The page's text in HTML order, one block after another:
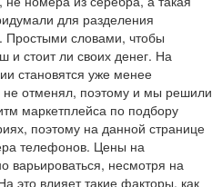
для разделения
Простыми словами, чтобы
и стоит ли своих денег. На
становятся уже менее
не отменял, поэтому и мы решили
маркетплейса по подбору
поэтому на данной странице
телефонов. Цены на
варьироваться, несмотря на
это влияет такие факторы, как